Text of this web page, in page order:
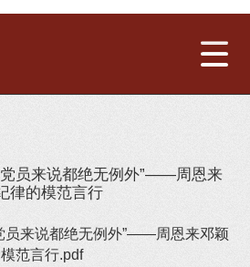
员来说都绝无例外”——周恩来
律的模范言行
员来说都绝无例外”——周恩来邓颖
范言行.pdf